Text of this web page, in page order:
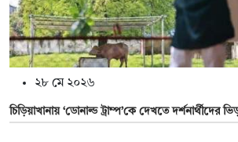
২৮ মে ২০২৬
চিড়িয়াখানায় ‘ডোনাল্ড ট্রাম্প’কে দেখতে দর্শনার্থীদের